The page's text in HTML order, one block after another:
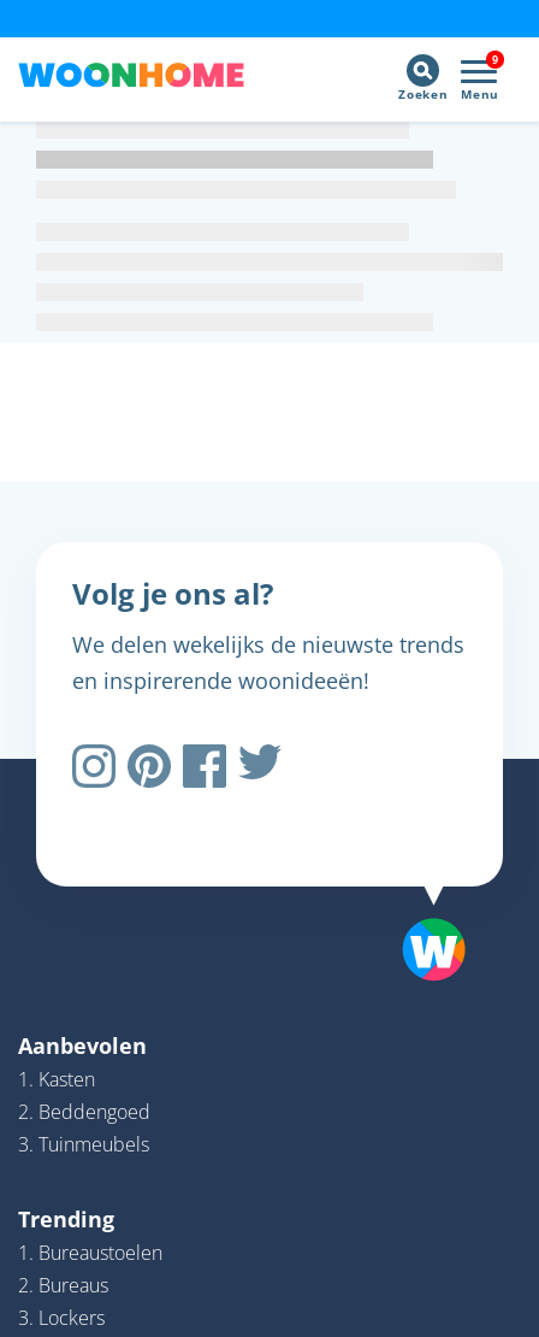
9
Menu
Zoeken
Volg je ons al?
We delen wekelijks de nieuwste trends
en inspirerende woonideeën!
Aanbevolen
1. Kasten
2. Beddengoed
3. Tuinmeubels
Trending
1. Bureaustoelen
2. Bureaus
3. Lockers